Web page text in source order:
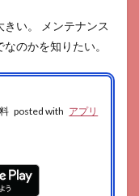
い。 メンテナンス
のかを知りたい。
posted with アプリ